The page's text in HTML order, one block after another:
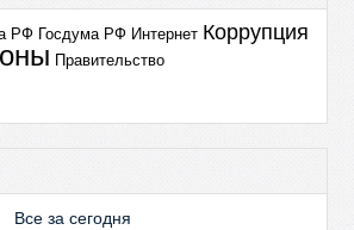
РФ Госдума РФ Интернет Коррупция
Правительство
Все за сегодня